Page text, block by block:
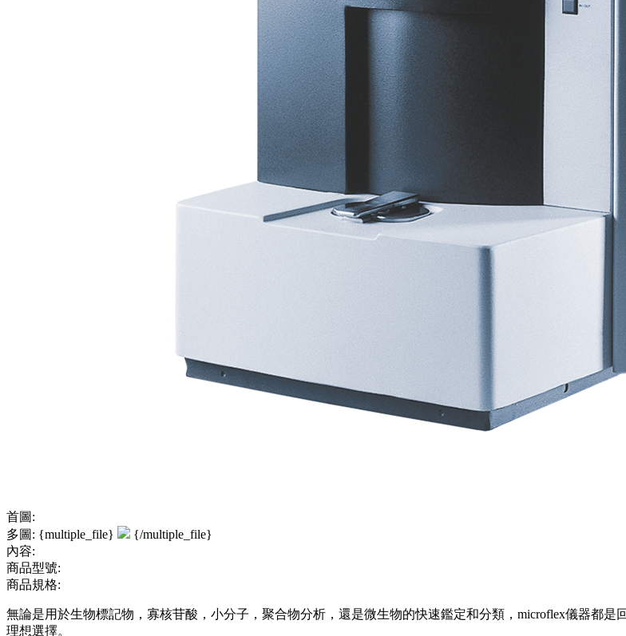
首圖:
多圖: {multiple_file}
{/multiple_file}
內容:
商品型號:
商品規格:
無論是用於生物標記物，寡核苷酸，小分子，聚合物分析，還是微生物的快速鑑定和分類，microflex儀器都
理想選擇。